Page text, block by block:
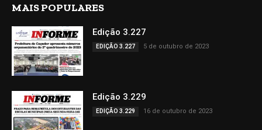
MAIS POPULARES
Edição 3.227
EDIÇÃO 3.227 5 de outubro de 2023
Edição 3.229
EDIÇÃO 3.229 16 de outubro de 2023